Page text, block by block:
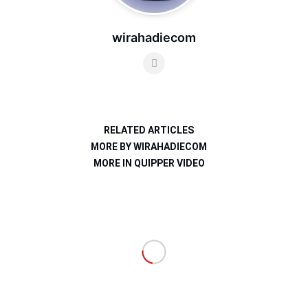
wirahadiecom
RELATED ARTICLES
MORE BY WIRAHADIECOM
MORE IN QUIPPER VIDEO